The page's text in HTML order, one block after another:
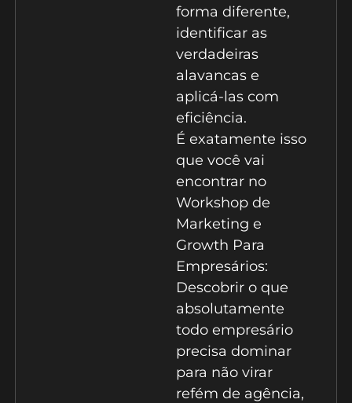
forma diferente,
identificar as
verdadeiras
alavancas e
aplicá-las com
eficiência.
É exatamente isso
que você vai
encontrar no
Workshop de
Marketing e
Growth Para
Empresários:
Descobrir o que
absolutamente
todo empresário
precisa dominar
para não virar
refém de agência,